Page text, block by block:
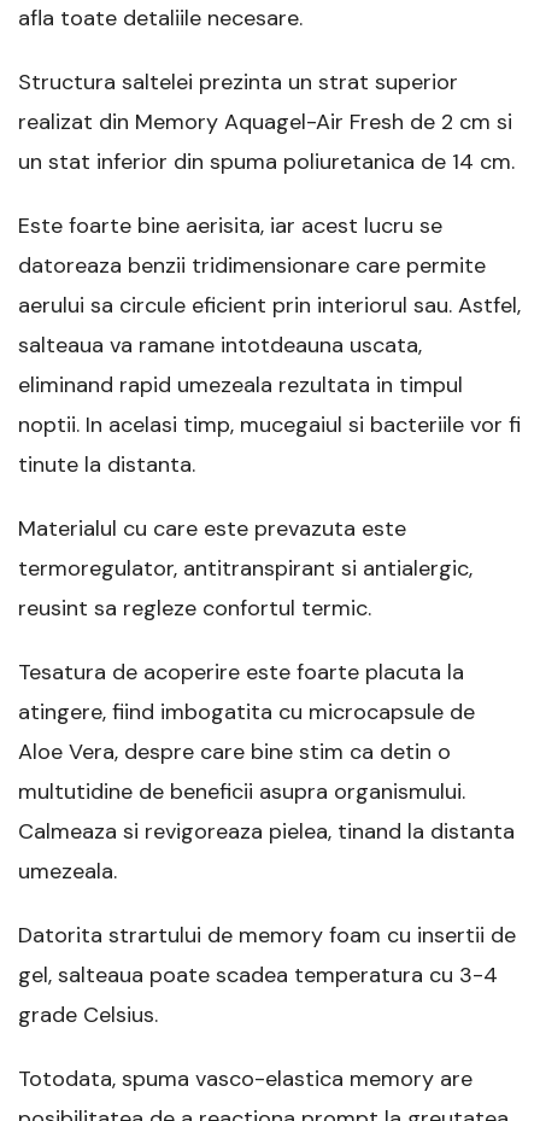
afla toate detaliile necesare.
Structura saltelei prezinta un strat superior
realizat din Memory Aquagel-Air Fresh de 2 cm si
un stat inferior din spuma poliuretanica de 14 cm.
Este foarte bine aerisita, iar acest lucru se
datoreaza benzii tridimensionare care permite
aerului sa circule eficient prin interiorul sau. Astfel,
salteaua va ramane intotdeauna uscata,
eliminand rapid umezeala rezultata in timpul
noptii. In acelasi timp, mucegaiul si bacteriile vor fi
tinute la distanta.
Materialul cu care este prevazuta este
termoregulator, antitranspirant si antialergic,
reusint sa regleze confortul termic.
Tesatura de acoperire este foarte placuta la
atingere, fiind imbogatita cu microcapsule de
Aloe Vera, despre care bine stim ca detin o
multutidine de beneficii asupra organismului.
Calmeaza si revigoreaza pielea, tinand la distanta
umezeala.
Datorita strartului de memory foam cu insertii de
gel, salteaua poate scadea temperatura cu 3-4
grade Celsius.
Totodata, spuma vasco-elastica memory are